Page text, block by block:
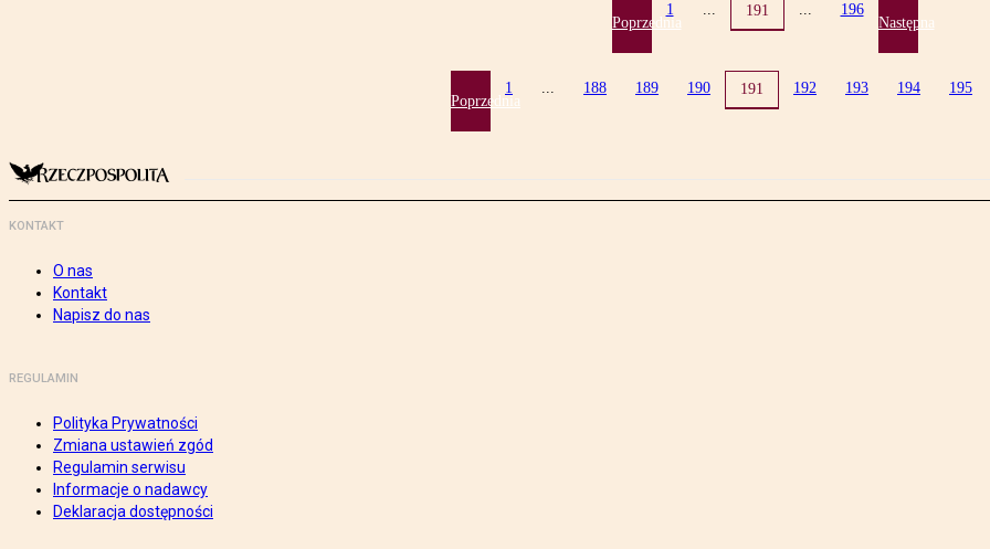
Poprzednia
1 ... 191 ... 196
Następna
Poprzednia
1 ... 188 189 190 191 192 193 194 195
KONTAKT
O nas
Kontakt
Napisz do nas
REGULAMIN
Polityka Prywatności
Zmiana ustawień zgód
Regulamin serwisu
Informacje o nadawcy
Deklaracja dostępności